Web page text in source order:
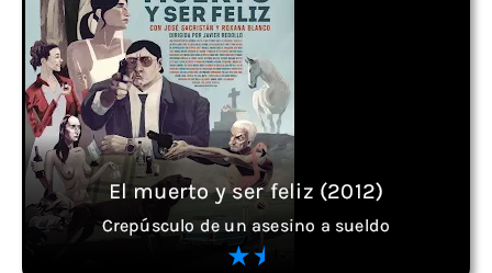
El muerto y ser feliz (2012)
Crepúsculo de un asesino a sueldo